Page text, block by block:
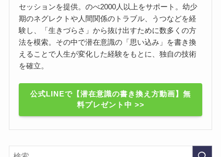
セッションを提供。のべ2000人以上をサポート。幼少
期のネグレクトや人間関係のトラブル、うつなどを経
験し、「生きづらさ」から抜け出すために数多くの方
法を模索。その中で潜在意識の「思い込み」を書き換
えることで人生が変化した経験をもとに、独自の技術
を確立。
公式LINEで【潜在意識の書き換え方動画】無
料プレゼント中 >>